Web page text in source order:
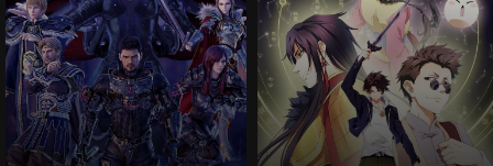
ASSISTIDO
ASSISTIDO
EPISÓDIO 32
fevereiro 20, 2023